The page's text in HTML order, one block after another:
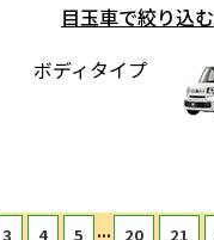
目玉車で絞り込む
ボディタイプ
3 4 5 ... 20 21